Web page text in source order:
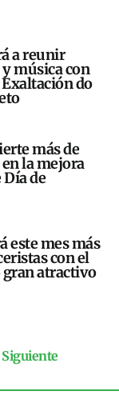
a reunir
música con
do
más de
la mejora
Día de
este mes más
con el
gran atractivo
Siguiente